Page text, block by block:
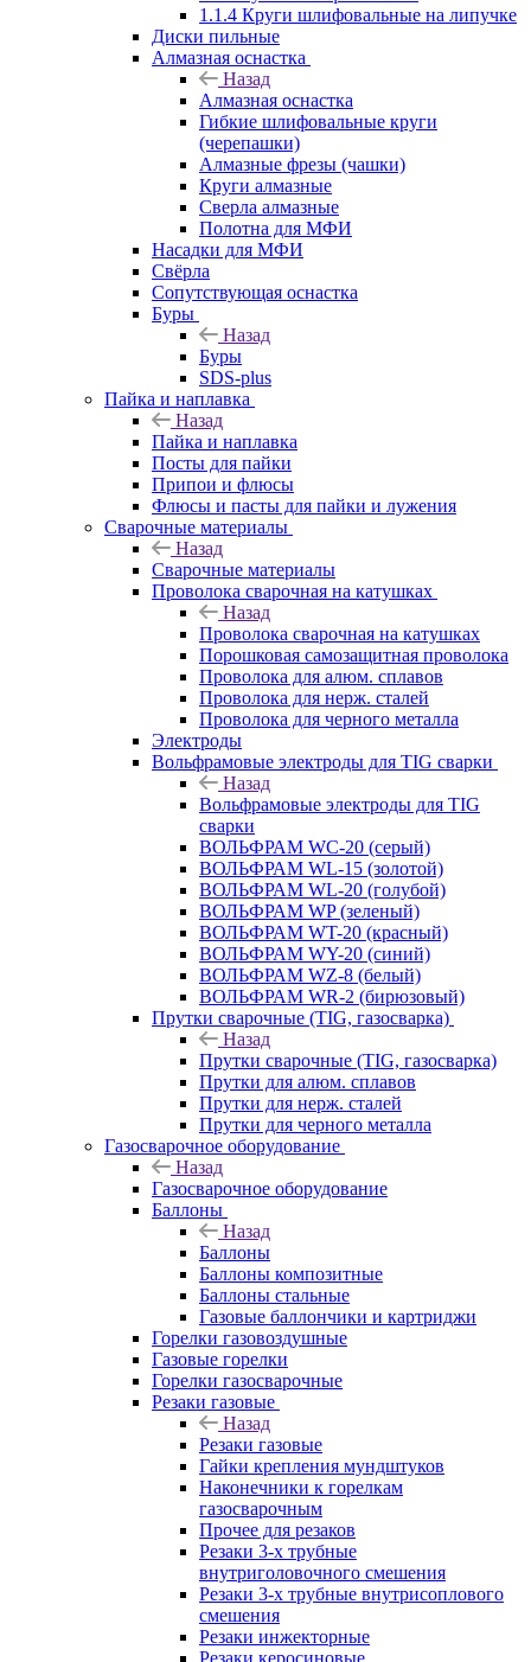
1.1.4 Круги шлифовальные на липучке
Диски пильные
Алмазная оснастка
Назад
Алмазная оснастка
Гибкие шлифовальные круги
(черепашки)
Алмазные фрезы (чашки)
Круги алмазные
Сверла алмазные
Полотна для МФИ
Насадки для МФИ
Свёрла
Сопутствующая оснастка
Буры
Назад
Буры
SDS-plus
Пайка и наплавка
Назад
Пайка и наплавка
Посты для пайки
Припои и флюсы
Флюсы и пасты для пайки и лужения
Сварочные материалы
Назад
Сварочные материалы
Проволока сварочная на катушках
Назад
Проволока сварочная на катушках
Порошковая самозащитная проволока
Проволока для алюм. сплавов
Проволока для нерж. сталей
Проволока для черного металла
Электроды
Вольфрамовые электроды для TIG сварки
Назад
Вольфрамовые электроды для TIG
сварки
ВОЛЬФРАМ WC-20 (серый)
ВОЛЬФРАМ WL-15 (золотой)
ВОЛЬФРАМ WL-20 (голубой)
ВОЛЬФРАМ WP (зеленый)
ВОЛЬФРАМ WT-20 (красный)
ВОЛЬФРАМ WY-20 (синий)
ВОЛЬФРАМ WZ-8 (белый)
ВОЛЬФРАМ WR-2 (бирюзовый)
Прутки сварочные (TIG, газосварка)
Назад
Прутки сварочные (TIG, газосварка)
Прутки для алюм. сплавов
Прутки для нерж. сталей
Прутки для черного металла
Газосварочное оборудование
Назад
Газосварочное оборудование
Баллоны
Назад
Баллоны
Баллоны композитные
Баллоны стальные
Газовые баллончики и картриджи
Горелки газовоздушные
Газовые горелки
Горелки газосварочные
Резаки газовые
Назад
Резаки газовые
Гайки крепления мундштуков
Наконечники к горелкам
газосварочным
Прочее для резаков
Резаки 3-х трубные
внутриголовочного смешения
Резаки 3-х трубные внутрисоплового
смешения
Резаки инжекторные
Резаки керосиновые